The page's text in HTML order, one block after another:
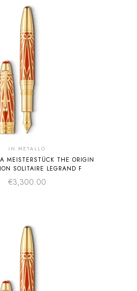
IN METALLO
MEISTERSTÜCK THE ORIGIN
SOLITAIRE LEGRAND F
€3,300.00